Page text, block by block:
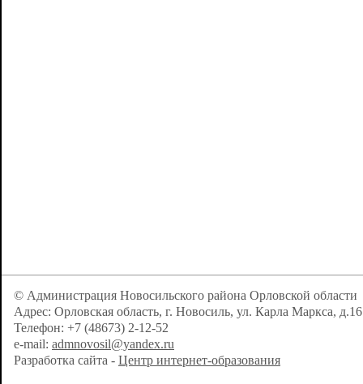
© Администрация Новосильского района Орловской области
Адрес: Орловская область, г. Новосиль, ул. Карла Маркса, д.16
Телефон: +7 (48673) 2-12-52
e-mail: admnovosil@yandex.ru
Разработка сайта - Центр интернет-образования